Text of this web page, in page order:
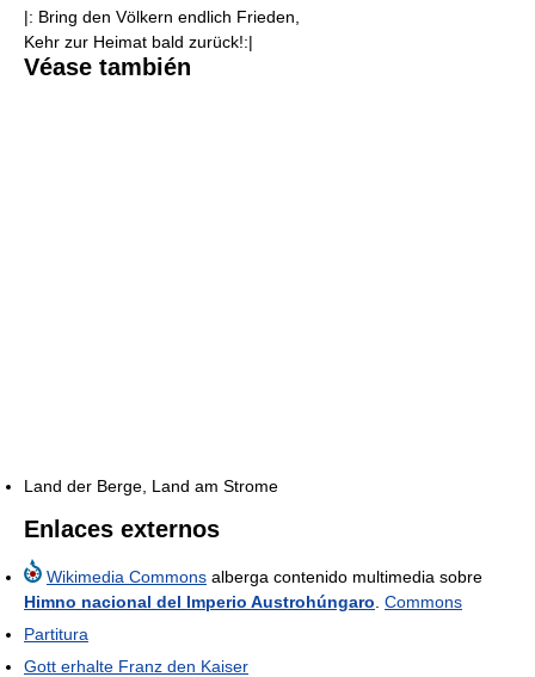
|: Bring den Völkern endlich Frieden,
Kehr zur Heimat bald zurück!:|
Véase también
Land der Berge, Land am Strome
Enlaces externos
Wikimedia Commons alberga contenido multimedia sobre
Himno nacional del Imperio Austrohúngaro Commons
Partitura
Gott erhalte Franz den Kaiser